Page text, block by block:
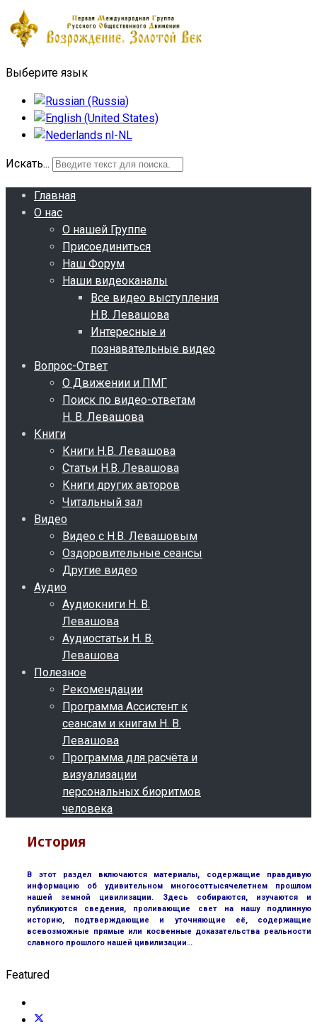
Выберите язык
Искать...
Главная
О нас
О нашей Группе
Присоединиться
Наш Форум
Наши видеоканалы
Все видео выступления
Н.В. Левашова
Интересные и
познавательные видео
Вопрос-Ответ
О Движении и ПМГ
Поиск по видео-ответам
Н. В. Левашова
Книги
Книги Н.В. Левашова
Статьи Н.В. Левашова
Книги других авторов
Читальный зал
Видео
Видео с Н.В. Левашовым
Оздоровительные сеансы
Другие видео
Аудио
Аудиокниги Н. В.
Левашова
Аудиостатьи Н. В.
Левашова
Полезное
Рекомендации
Программа Ассистент к
сеансам и книгам Н. В.
Левашова
Программа для расчёта и
визуализации
персональных биоритмов
человека
История
В этот раздел включаются материалы, содержащие правдивую
информацию об удивительном многосоттысячелетнем прошлом
нашей земной цивилизации. Здесь собираются, изучаются и
публикуются сведения, проливающие свет на нашу подлинную
историю, подтверждающие и уточняющие её, содержащие
всевозможные прямые или косвенные доказательства реальности
славного прошлого нашей цивилизации…
Featured